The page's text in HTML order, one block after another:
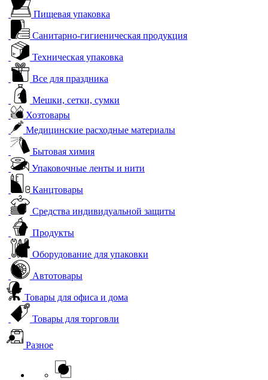
Пищевая упаковка
Санитарно-гигиеническая продукция
Техническая упаковка
Все для праздника
Мешки, сетки, сумки
Хозтовары
Медицинские расходные материалы
Бытовая химия
Упаковочные ленты и нити
Канцтовары
Средства индивидуальной защиты
Продукты
Оборудование для упаковки
Автотовары
Товары для офиса и дома
Товары для торговли
Разное